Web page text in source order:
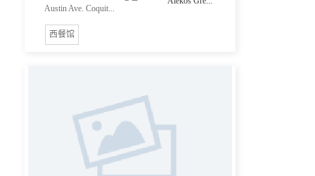
Austin Ave. Coquit...
西餐馆